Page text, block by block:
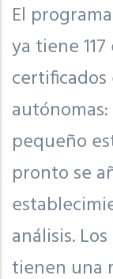
El programa
ya tiene
certificados
autónomas:
pequeño
pronto se
análisis.
tienen una